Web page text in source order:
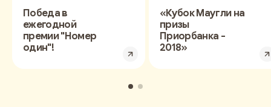
Победа в
ежегодной
премии "Номер
один"!
«Кубок Маугли на
призы
Приорбанка -
2018»